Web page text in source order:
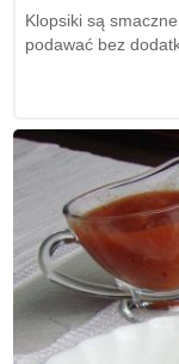
Klopsiki są
podawać bez